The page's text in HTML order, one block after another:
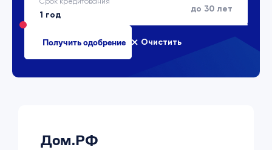
до 30 лет
Очистить
Дом.РФ